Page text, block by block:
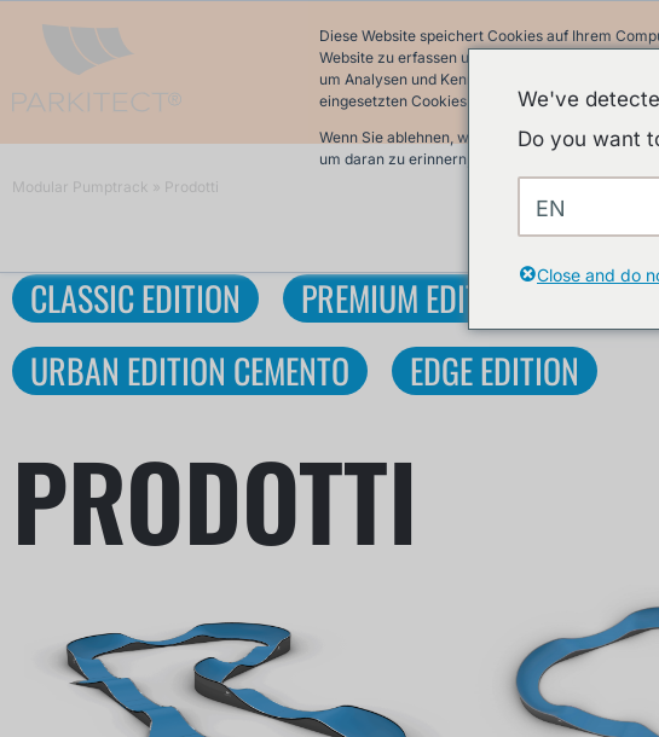
Diese Website speichert Cookies auf Ihrem
Website zu erfassen und damit wir uns an Sie
um Analysen und Kennzahlen über unsere
eingesetzten Cookies finden Sie in unserer
Wenn Sie ablehnen, werden Ihre Informationen
um daran zu erinnern, dass Sie nicht nachverfolgt
Modular Pumptrack » Prodotti
CLASSIC EDITION PREMIUM EDITION
PARK
URBAN EDITION CEMENTO
EDGE EDITION
PRODOTTI
We've
Do you want
EN
Close and do